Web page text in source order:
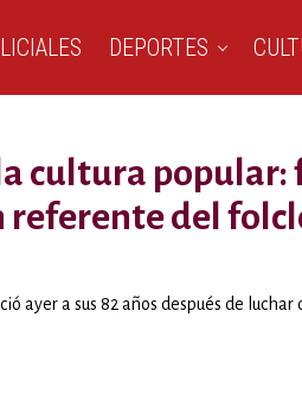
DEPORTES
cultura popular:
referente del
ayer a sus 82 años después de luchar